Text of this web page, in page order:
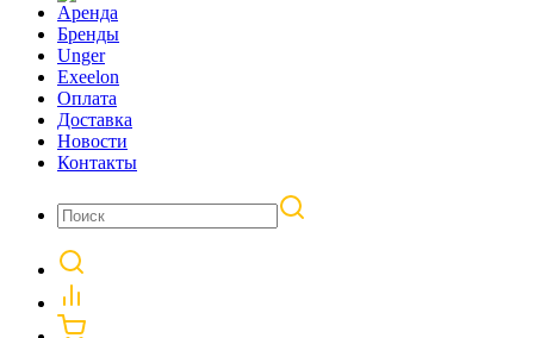
Аренда
Бренды
Unger
Exeelon
Оплата
Доставка
Новости
Контакты